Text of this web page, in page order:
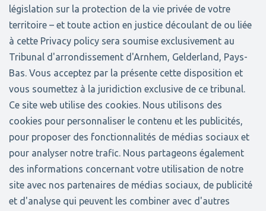
législation sur la protection de la vie privée de votre
territoire – et toute action en justice découlant de ou liée
à cette Privacy policy sera soumise exclusivement au
Tribunal d'arrondissement d'Arnhem, Gelderland, Pays-
Bas. Vous acceptez par la présente cette disposition et
vous soumettez à la juridiction exclusive de ce tribunal.
Ce site web utilise des cookies. Nous utilisons des
cookies pour personnaliser le contenu et les publicités,
pour proposer des fonctionnalités de médias sociaux et
pour analyser notre trafic. Nous partageons également
des informations concernant votre utilisation de notre
site avec nos partenaires de médias sociaux, de publicité
et d'analyse qui peuvent les combiner avec d'autres